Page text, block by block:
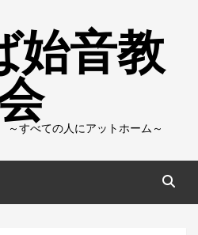
始音教
～すべての人にアットホーム～